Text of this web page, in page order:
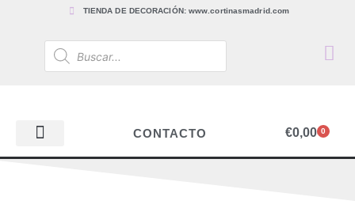
TIENDA DE DECORACIÓN: www.cortinasmadrid.com
CONTACTO €0,00 0